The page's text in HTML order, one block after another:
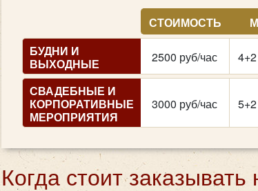
СТОИМОСТЬ
БУДНИ И
ВЫХОДНЫЕ
2500 руб/час
СВАДЕБНЫЕ И
КОРПОРАТИВНЫЕ
МЕРОПРИЯТИЯ
3000 руб/час
Когда стоит